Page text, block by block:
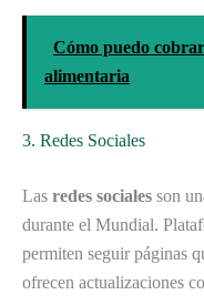
Cómo puedo
alimentaria
3. Redes Sociales
Las redes sociales son
durante el Mundial.
permiten seguir páginas
ofrecen actualizaciones